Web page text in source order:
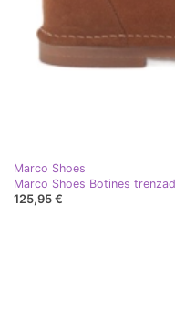
Marco Shoes
Marco Shoes Botines
125,95 €